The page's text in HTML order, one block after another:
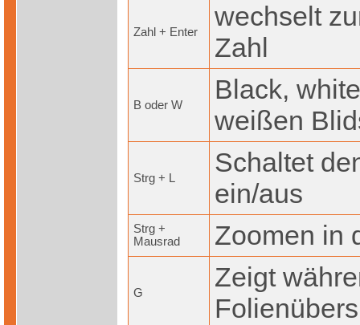
Zahl + Enter
wechselt
Zahl
B oder W
Black,
weißen
Strg + L
Schaltet
ein/aus
Strg +
Mausrad
Zoomen in
G
Zeigt